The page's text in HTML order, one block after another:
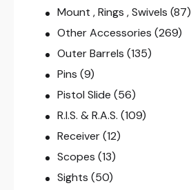
Mount , Rings , Swivels (87)
Other Accessories (269)
Outer Barrels (135)
Pins (9)
Pistol Slide (56)
R.I.S. & R.A.S. (109)
Receiver (12)
Scopes (13)
Sights (50)